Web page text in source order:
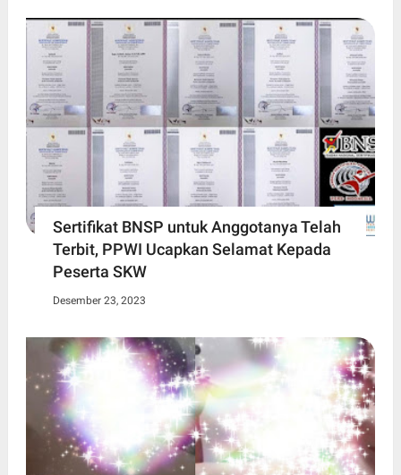
Sertifikat BNSP untuk Anggotanya Telah
Terbit, PPWI Ucapkan Selamat Kepada
Peserta SKW
Desember 23, 2023